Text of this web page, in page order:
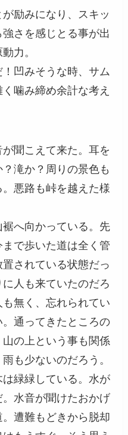
励みになり、スキッ
さを感じとる事が出
力。
凹みそうな時、サム
噛み締め余計な考え
聞こえて来た。耳を
滝か？周りの景色も
悪路も峠を越えた様
へ向かっている。先
で歩いた道は全く管
されている状態だっ
人も来ていたのだろ
無く、忘れられてい
通ってきたところの
の上という事も関係
も少ないのだろう。
緑緑している。水が
水音が聞けたおかげ
遭難もどきから脱却